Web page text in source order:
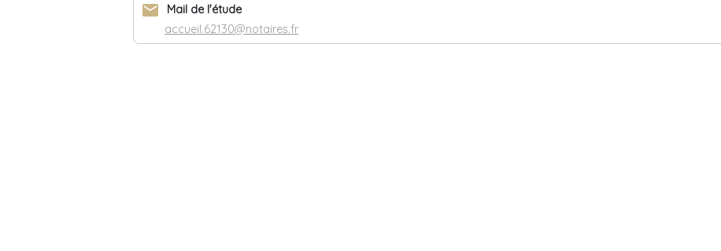
email
Mail de l'étude
accueil.62130@notaires.fr